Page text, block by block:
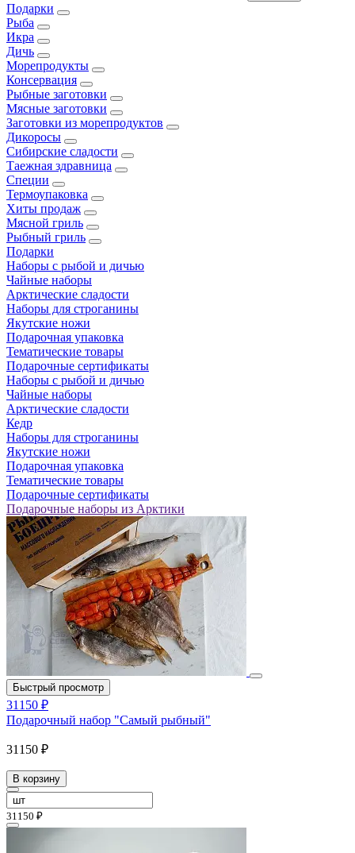
Подарки
Рыба
Икра
Дичь
Морепродукты
Консервация
Рыбные заготовки
Мясные заготовки
Заготовки из морепродуктов
Дикоросы
Сибирские сладости
Таежная здравница
Специи
Термоупаковка
Хиты продаж
Мясной гриль
Рыбный гриль
Подарки
Наборы с рыбой и дичью
Чайные наборы
Арктические сладости
Наборы для строганины
Якутские ножи
Подарочная упаковка
Тематические товары
Подарочные сертификаты
Наборы с рыбой и дичью
Чайные наборы
Арктические сладости
Кедр
Наборы для строганины
Якутские ножи
Подарочная упаковка
Тематические товары
Подарочные сертификаты
Подарочные наборы из Арктики
Быстрый просмотр
31150 ₽
Подарочный набор "Самый рыбный"
31150 ₽
В корзину
31150 ₽